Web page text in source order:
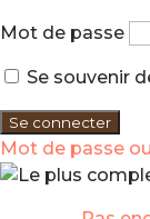
Mot de passe
Se souvenir
Mot de passe